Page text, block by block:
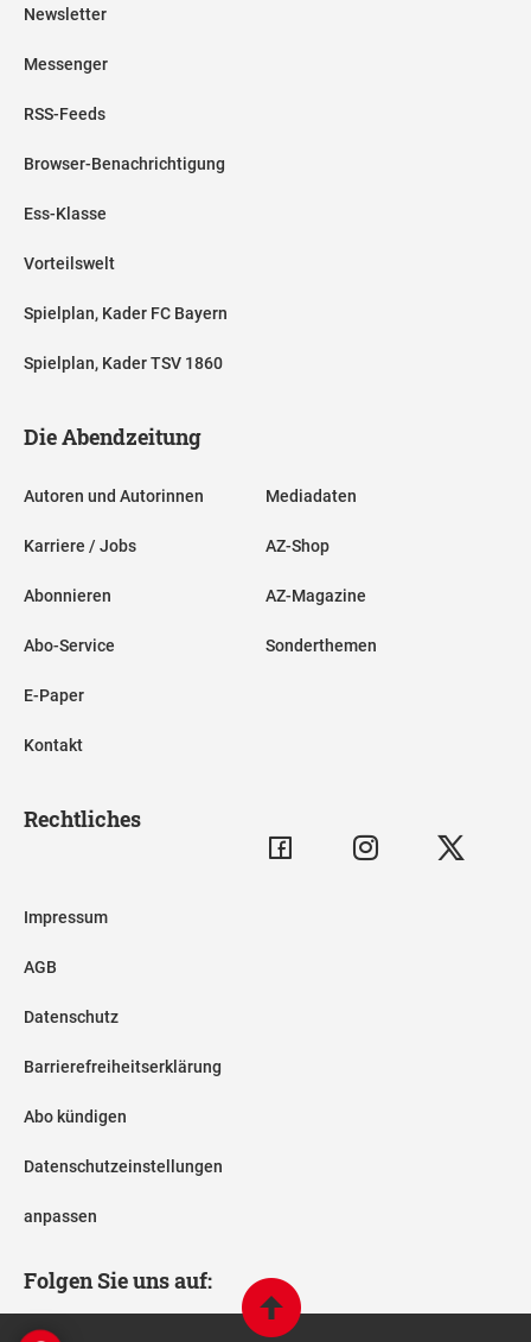
Newsletter
Messenger
RSS-Feeds
Browser-Benachrichtigung
Ess-Klasse
Vorteilswelt
Spielplan, Kader FC Bayern
Spielplan, Kader TSV 1860
Die Abendzeitung
Autoren und Autorinnen
Karriere / Jobs
Abonnieren
Abo-Service
E-Paper
Kontakt
Mediadaten
AZ-Shop
AZ-Magazine
Sonderthemen
Rechtliches
Impressum
AGB
Datenschutz
Barrierefreiheitserklärung
Abo kündigen
Datenschutzeinstellungen
anpassen
Folgen Sie uns auf: